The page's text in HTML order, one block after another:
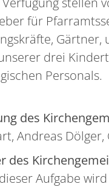
für
Gärtner,
drei
Personals.
des
Andreas
des
Aufgabe